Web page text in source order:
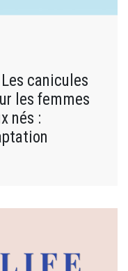
canicules
les femmes
nés :